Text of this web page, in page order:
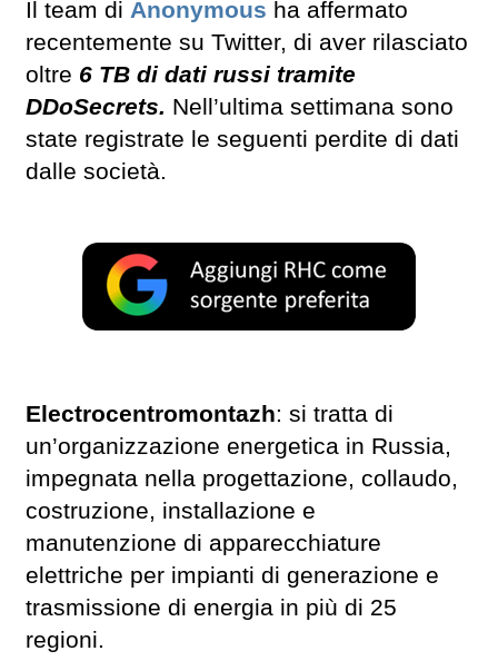
Il team di Anonymous ha affermato
recentemente su Twitter, di aver rilasciato
oltre 6 TB di dati russi tramite
DDoSecrets. Nell’ultima settimana sono
state registrate le seguenti perdite di dati
dalle società.
Electrocentromontazh: si tratta di
un’organizzazione energetica in Russia,
impegnata nella progettazione, collaudo,
costruzione, installazione e
manutenzione di apparecchiature
elettriche per impianti di generazione e
trasmissione di energia in più di 25
regioni.